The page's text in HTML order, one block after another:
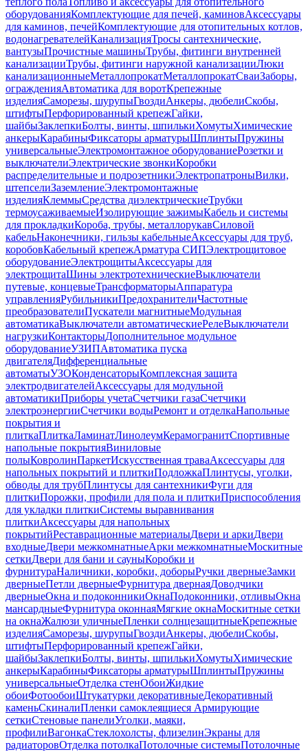
оборудованияКомплектующие для печей, каминовАксессуары
для каминов, печейКомплектующие для отопительных котлов,
водонагревателейКанализацияТросы сантехнические,
вантузыПрочистные машиныТрубы, фитинги внутренней
канализацииТрубы, фитинги наружной канализацииЛюки
канализационныеМеталлопрокатМеталлопрокатСваиЗаборы,
огражденияАвтоматика для воротКрепежные
изделияСаморезы, шурупыГвоздиАнкеры, дюбелиСкобы,
штифтыПерфорированный крепежГайки,
шайбыЗаклепкиБолты, винты, шпилькиХомутыХимические
анкерыКарабиныФиксаторы арматурыШплинтыПружины
универсальныеЭлектромонтажное оборудованиеРозетки и
выключателиЭлектрические звонкиКоробки
распределительные и подрозетникиЭлектропатроныВилки,
штепселиЗаземлениеЭлектромонтажные
изделияКлеммыСредства диэлектрическиеТрубки
термоусаживаемыеИзолирующие зажимыКабель и системы
для прокладкиКороба, трубы, металлорукавСиловой
кабельНаконечники, гильзы кабельныеАксессуары для труб,
коробовКабельный крепежАрматура СИПЭлектрощитовое
оборудованиеЭлектрощитыАксессуары для
электрощитаШины электротехническиеВыключатели
путевые, концевыеТрансформаторыАппаратура
управленияРубильникиПредохранителиЧастотные
преобразователиПускатели магнитныеМодульная
автоматикаВыключатели автоматическиеРелеВыключатели
нагрузкиКонтакторыДополнительное модульное
оборудованиеУЗИПАвтоматика пуска
двигателяДифференциальные
автоматыУЗОКонденсаторыКомплексная защита
электродвигателейАксессуары для модульной
автоматикиПриборы учетаСчетчики газаСчетчики
электроэнергииСчетчики водыРемонт и отделкаНапольные
покрытия и
плиткаПлиткаЛаминатЛинолеумКерамогранитСпортивные
напольные покрытияВиниловые
полыКовролинПаркетИскусственная траваАксессуары для
напольных покрытий и плиткиПодложкаПлинтусы, уголки,
обводы для трубПлинтусы для сантехникиФуги для
плиткиПорожки, профили для пола и плиткиПриспособления
для укладки плиткиСистемы выравнивания
плиткиАксессуары для напольных
покрытийРеставрационные материалыДвери и аркиДвери
входныеДвери межкомнатныеАрки межкомнатныеМоскитные
сеткиДвери для бани и сауныКоробки и
фурнитураНаличники, коробки, доборыРучки дверныеЗамки
дверныеПетли дверныеФурнитура двернаяДоводчики
дверныеОкна и подоконникиОкнаПодоконники, отливыОкна
мансардныеФурнитура оконнаяМягкие окнаМоскитные сетки
на окнаЖалюзи уличныеПленки солнцезащитныеКрепежные
изделияСаморезы, шурупыГвоздиАнкеры, дюбелиСкобы,
штифтыПерфорированный крепежГайки,
шайбыЗаклепкиБолты, винты, шпилькиХомутыХимические
анкерыКарабиныФиксаторы арматурыШплинтыПружины
универсальныеОтделка стенОбоиЖидкие
обоиФотообоиШтукатурки декоративныеДекоративный
каменьСкиналиПленки самоклеящиеся Армирующие
сеткиСтеновые панелиУголки, маяки,
профилиВагонкаСтеклохолсты, флизелинЭкраны для
радиаторовОтделка потолкаПотолочные системыПотолочные